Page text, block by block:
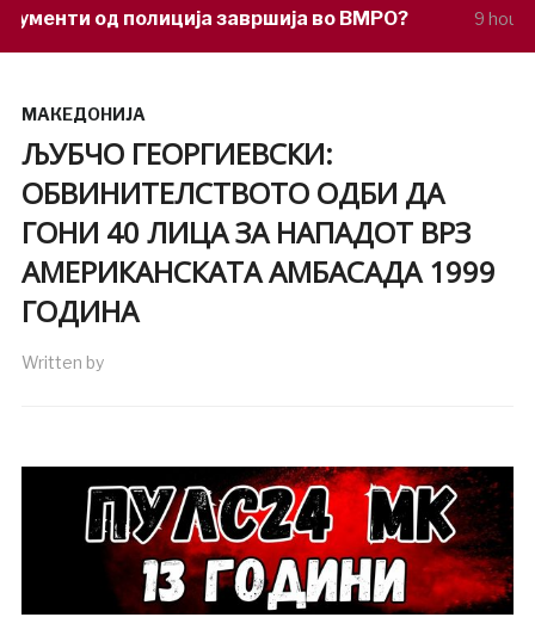
завршија во ВМРО? 9 hours ago Под
МАКЕДОНИЈА
ЉУБЧО ГЕОРГИЕВСКИ:
ОБВИНИТЕЛСТВОТО ОДБИ ДА
ГОНИ 40 ЛИЦА ЗА НАПАДОТ ВРЗ
АМЕРИКАНСКАТА АМБАСАДА 1999
ГОДИНА
Written by